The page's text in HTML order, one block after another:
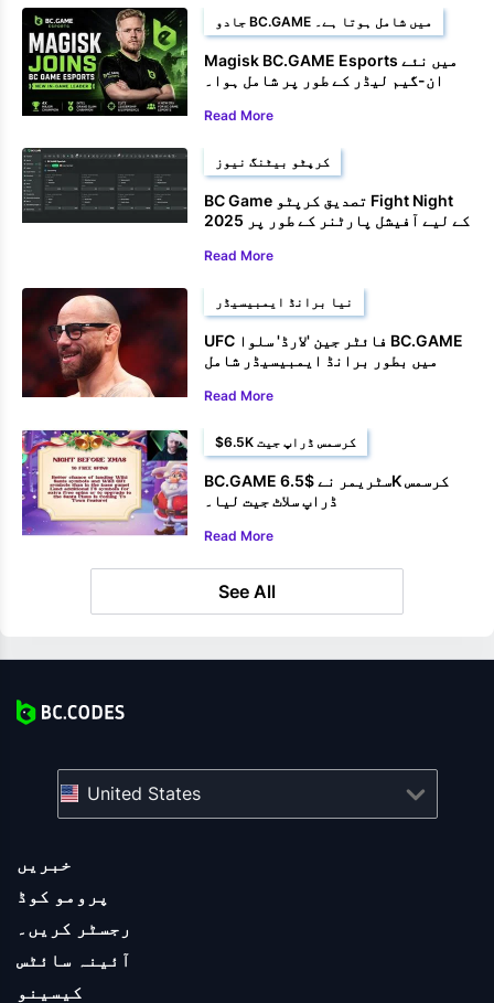
جادو BC.GAME میں شامل ہوتا ہے۔
Magisk BC.GAME Esports میں نئے
ان-گیم لیڈر کے طور پر شامل ہوا۔
Read More
کرپٹو بیٹنگ نیوز
BC Game تصدیق کرپٹو Fight Night
2025 کے لیے آفیشل پارٹنر کے طور پر
Read More
نیا برانڈ ایمبیسیڈر
UFC فائٹر جین 'لارڈ' سلوا BC.GAME
میں بطور برانڈ ایمبیسیڈر شامل
Read More
$6.5K کرسمس ڈراپ جیت
BC.GAME سٹریمر نے $6.5K کرسمس
ڈراپ سلاٹ جیت لیا۔
Read More
See All
خبریں
پرومو کوڈ
رجسٹر کریں۔
آئینہ سائٹس
کیسینو
United States